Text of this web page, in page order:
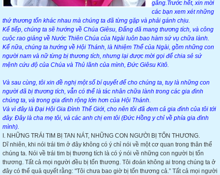
gắng.Trước hết, xin mời
các bạn xem xét những
thứ thương tổn khác nhau mà chúng ta đã từng gặp và phải gánh chịu.
Kế tiếp, chúng ta sẽ hướng về Chúa Giêsu, Đấng đã mang thương tích, và công
cuộc rao giảng về Nước Thiên Chúa của Ngài luôn bao hàm sứ vụ chữa lành.
Kế nữa, chúng ta hướng về Hội Thánh, là Nhiệm Thể của Ngài, gồm những con
người nam và nữ từng bị thương tích, nhưng lại được mời gọi để chia sẻ sứ
mệnh cứu độ của Chúa và Thủ lãnh của mình, Đức Giêsu Kitô.
Và sau cùng, tôi xin đề nghị một số bí quyết để cho chúng ta, tuy là những con
người đã bị thương tích, vẫn có thể là tác nhân chữa lành trong các gia đình
chúng ta, và trong gia đình rộng lớn hơn của Hội Thánh.
Và vì đây là Đại Hội Gia Đình Thế Giới, cho nên tôi đã đem cả gia đình của tôi tới
đây. Đây là cha mẹ tôi, và các anh chị em tôi (Đức Hồng y chỉ về phía gia đình
mình).
I. NHỮNG TRÁI TIM BỊ TAN NÁT, NHỮNG CON NGƯỜI BỊ TỔN THƯƠNG.
Dĩ nhiên, khi nói trái tim ở đây không có ý chỉ nói về một cơ quan trong thân thể
chúng ta. Nói về trái tim bị thương tích là có ý nói về những con người bị tổn
thương. Tất cả mọi người đều bị tổn thương. Tôi đoán không ai trong chúng ta ở
đây có thể quả quyết rằng: "Tôi chưa bao giờ bị tổn thương cả.” Tất cả mọi người